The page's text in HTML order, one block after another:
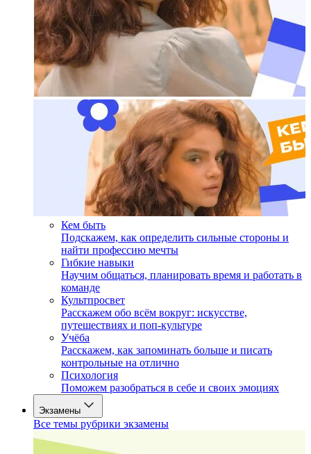
Кем быть
Подскажем, как определить сильные стороны и
найти профессию мечты
Гибкие навыки
Научим общаться, планировать время и работать в
команде
Культпросвет
Расскажем обо всём вокруг: искусстве,
путешествиях и поп-культуре
Учёба
Расскажем, как запоминать больше и писать
контрольные на отлично
Психология
Поможем разобраться в себе и своих эмоциях
Экзамены
Все темы рубрики экзамены